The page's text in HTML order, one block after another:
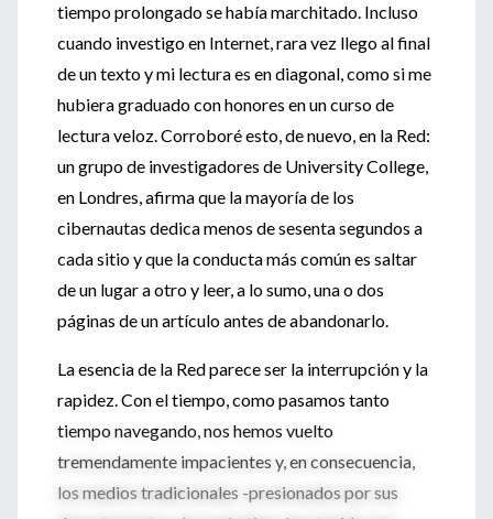
tiempo prolongado se había marchitado. Incluso
cuando investigo en Internet, rara vez llego al final
de un texto y mi lectura es en diagonal, como si me
hubiera graduado con honores en un curso de
lectura veloz. Corroboré esto, de nuevo, en la Red:
un grupo de investigadores de University College,
en Londres, afirma que la mayoría de los
cibernautas dedica menos de sesenta segundos a
cada sitio y que la conducta más común es saltar
de un lugar a otro y leer, a lo sumo, una o dos
páginas de un artículo antes de abandonarlo.
La esencia de la Red parece ser la interrupción y la
rapidez. Con el tiempo, como pasamos tanto
tiempo navegando, nos hemos vuelto
tremendamente impacientes y, en consecuencia,
los medios tradicionales -presionados por sus